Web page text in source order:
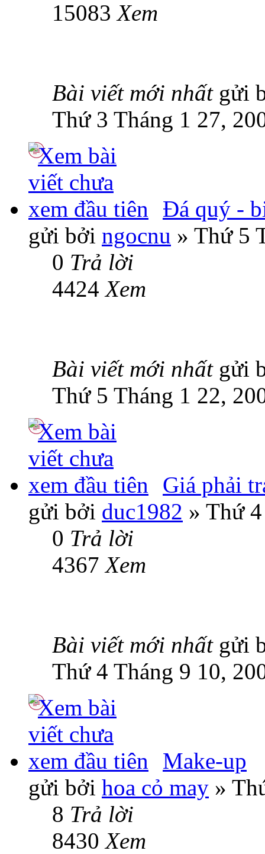
15083Xem
Bài viết mới nhất gửi
Thứ 3 Tháng 1 27,
Đá quý -
gửi bởi ngocnu » Thứ 5
0 Trả lời
4424Xem
Bài viết mới nhất gửi
Thứ 5 Tháng 1 22,
Giá phải
gửi bởi duc1982 » Thứ
0 Trả lời
4367Xem
Bài viết mới nhất gửi
Thứ 4 Tháng 9 10,
Make-up
gửi bởi hoa cỏ may »
8 Trả lời
8430Xem